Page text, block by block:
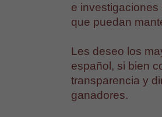
e
que puedan
Les deseo los
español, si bien
transparencia y
ganadores.